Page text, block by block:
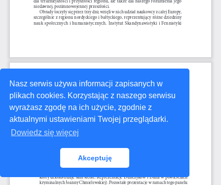
Nasz serwis używa informacji zapisanych w
plikach cookies. Korzystając z naszego serwisu
wyrażasz zgodę na ich użycie, zgodnie z
aktualnymi ustawieniami Twojej przeglądarki.
Dowiedz się więcej
Akceptuję